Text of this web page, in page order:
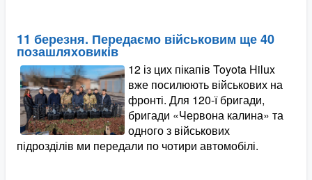
11 березня. Передаємо військовим ще 40
позашляховиків
12 із цих пікапів Toyota Hilux
вже посилюють військових на
фронті. Для 120-ї бригади,
бригади «Червона калина» та
одного з військових
підрозділів ми передали по чотири автомобілі.